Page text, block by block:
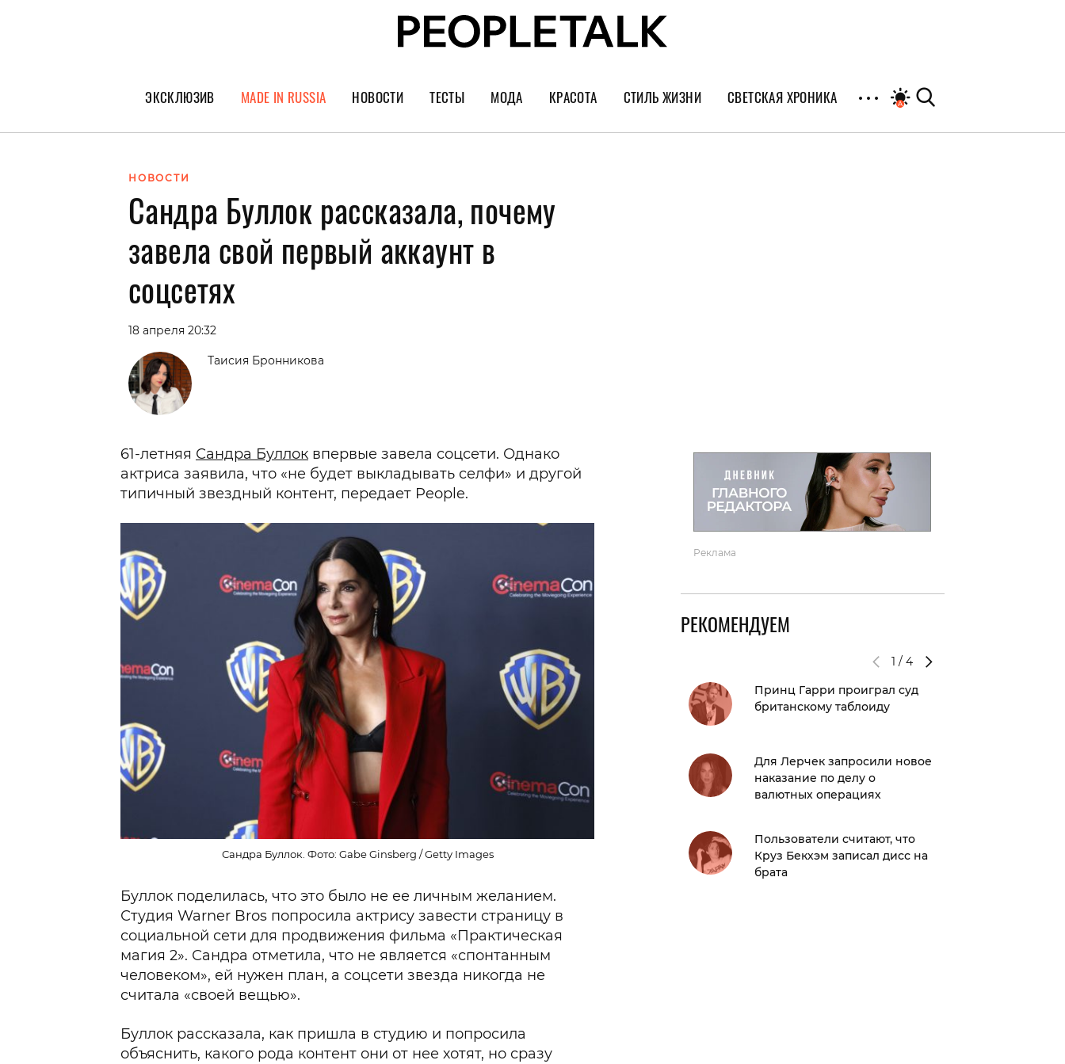
ЭКСКЛЮЗИВ
ГЕРОИ PEOPLETALK
ПОКОЛЕНИЕ
MADE IN RUSSIA НОВОСТИ ТЕСТЫ МОДА
Тренды
Украшения и часы
КРАСОТА
Уход за лицом
СТИЛЬ ЖИЗНИ
Культура
СВЕТСКАЯ ХРОНИКА
НОВОСТИ
Сандра Буллок рассказала, почему
завела свой первый аккаунт в
соцсетях
18 апреля 20:32
Таисия Бронникова
61-летняя Сандра Буллок впервые завела соцсети. Однако
актриса заявила, что «не будет выкладывать селфи» и другой
типичный звездный контент, передает People.
Сандра Буллок. Фото: Gabe Ginsberg / Getty Images
Буллок поделилась, что это было не ее личным желанием.
Студия Warner Bros попросила актрису завести страницу в
социальной сети для продвижения фильма «Практическая
магия 2». Сандра отметила, что не является «спонтанным
человеком», ей нужен план, а соцсети звезда никогда не
считала «своей вещью».
Буллок рассказала, как пришла в студию и попросила
объяснить, какого рода контент они от нее хотят, но сразу
Реклама
РЕКОМЕНДУЕМ
1 /4
Принц Гарри проиграл суд
британскому таблоиду
Для Лерчек запросили новое
наказание по делу о
валютных операциях
Пользователи считают, что
Круз Бекхэм записал дисс на
брата